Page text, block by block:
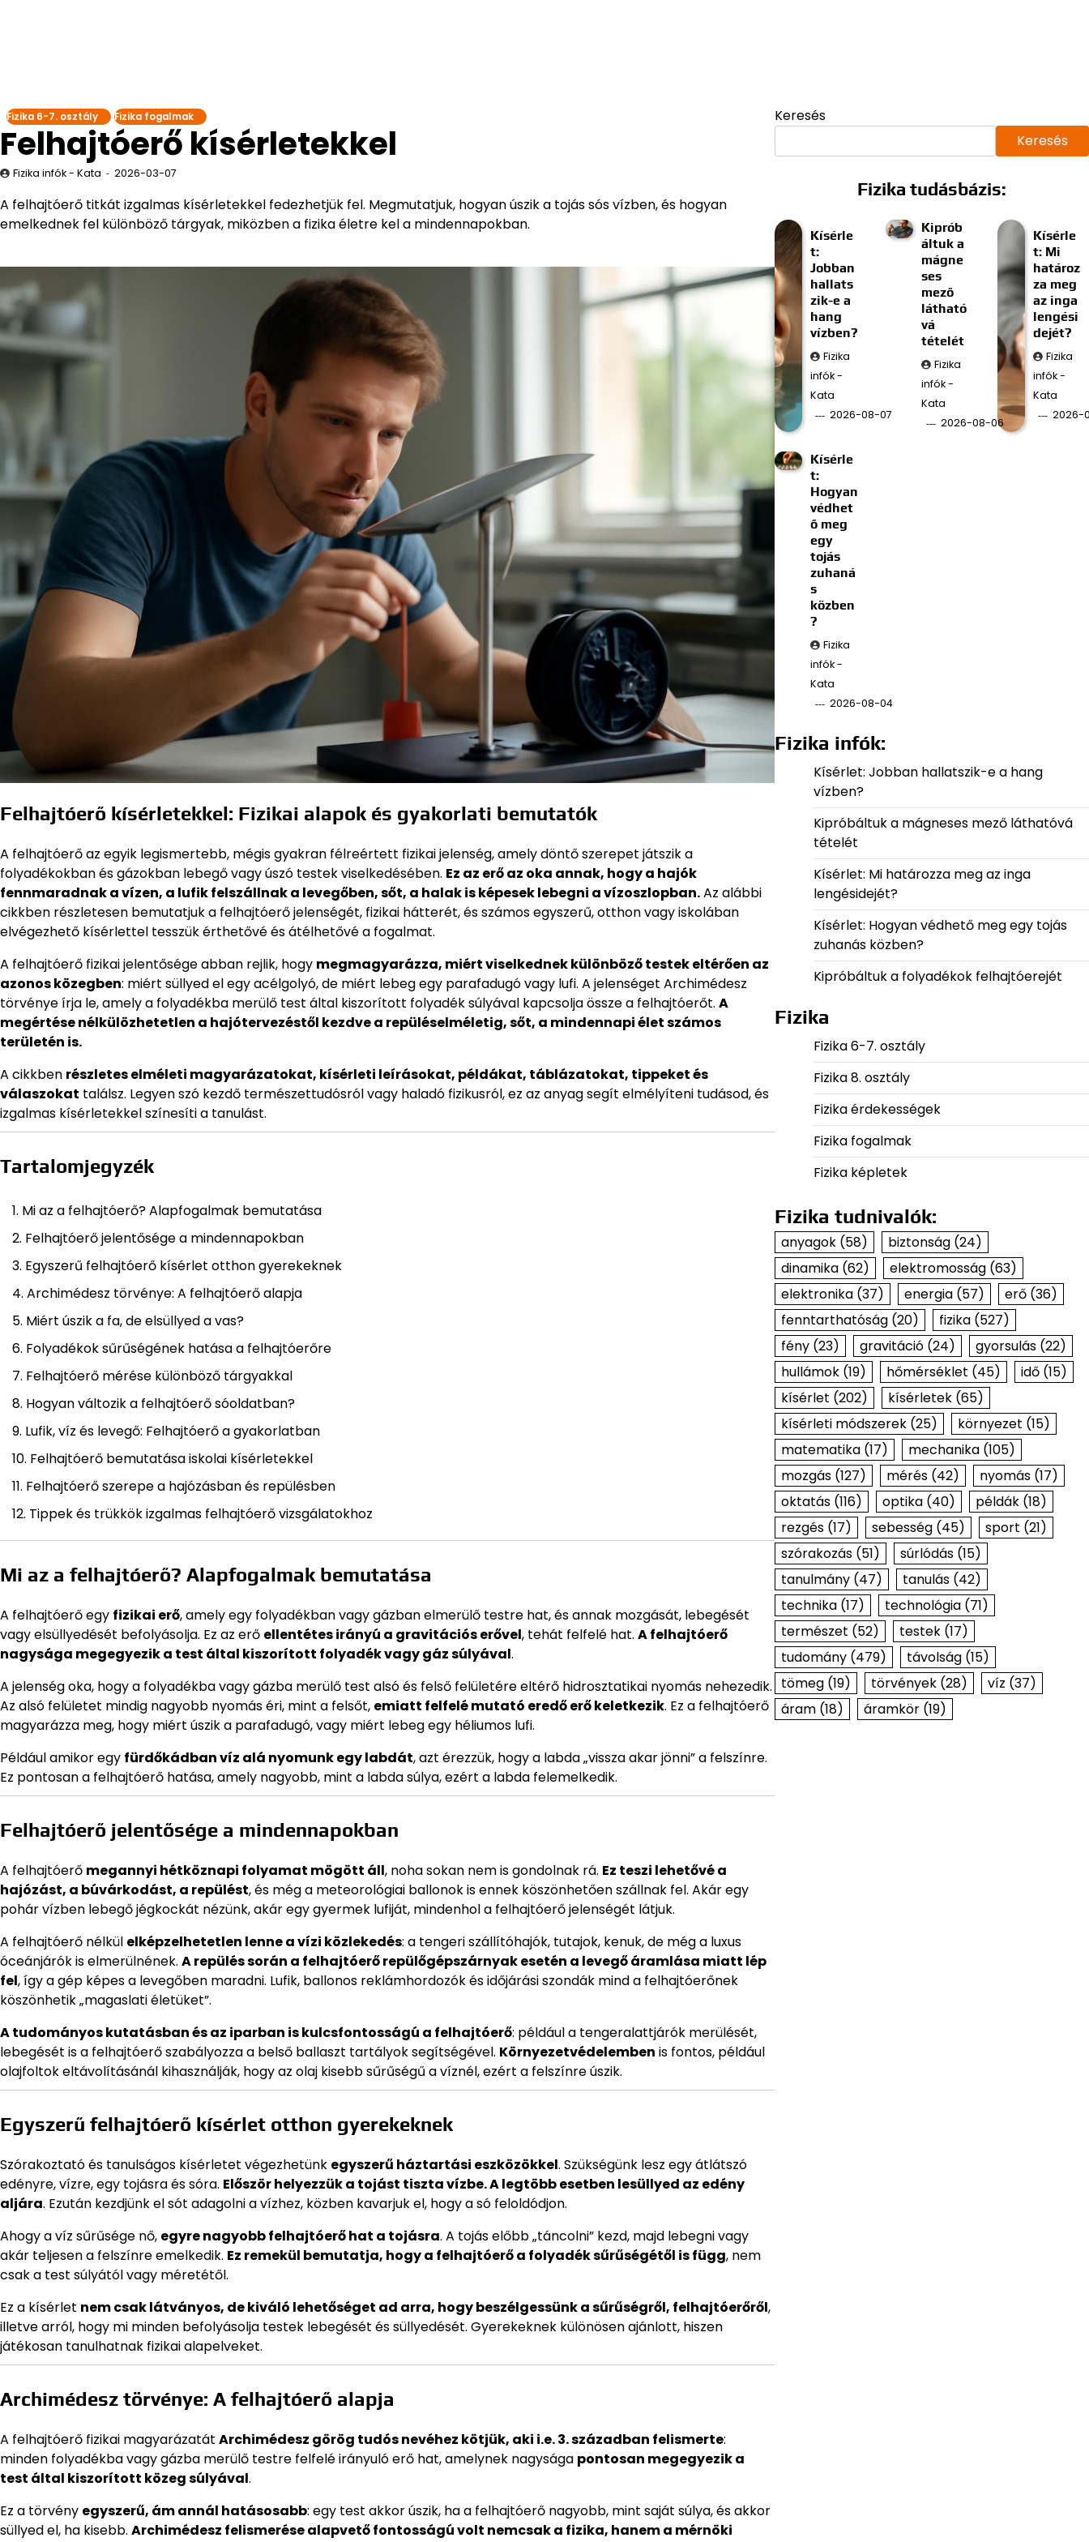
Fizika 6-7. osztály Fizika fogalmak
Felhajtóerő kísérletekkel
Fizika infók - Kata 2026-03-07
A felhajtóerő titkát izgalmas kísérletekkel fedezhetjük fel. Megmutatjuk, hogyan úszik a tojás sós vízben, és hogyan
emelkednek fel különböző tárgyak, miközben a fizika életre kel a mindennapokban.
Felhajtóerő kísérletekkel: Fizikai alapok és gyakorlati bemutatók
A felhajtóerő az egyik legismertebb, mégis gyakran félreértett fizikai jelenség, amely döntő szerepet játszik a
folyadékokban és gázokban lebegő vagy úszó testek viselkedésében. Ez az erő az oka annak, hogy a hajók
fennmaradnak a vízen, a lufik felszállnak a levegőben, sőt, a halak is képesek lebegni a vízoszlopban.Az alábbi
cikkben részletesen bemutatjuk a felhajtóerő jelenségét, fizikai hátterét, és számos egyszerű, otthon vagy iskolában
elvégezhető kísérlettel tesszük érthetővé és átélhetővé a fogalmat.
A felhajtóerő fizikai jelentősége abban rejlik, hogy megmagyarázza, miért viselkednek különböző testek eltérően az
azonos közegben: miért süllyed el egy acélgolyó, de miért lebeg egy parafadugó vagy lufi. A jelenséget Archimédesz
törvénye írja le, amely a folyadékba merülő test által kiszorított folyadék súlyával kapcsolja össze a felhajtóerőt. A
megértése nélkülözhetetlen a hajótervezéstől kezdve a repüléselméletig, sőt, a mindennapi élet számos
területén is.
A cikkben részletes elméleti magyarázatokat, kísérleti leírásokat, példákat, táblázatokat, tippeket és
válaszokat találsz. Legyen szó kezdő természettudósról vagy haladó fizikusról, ez az anyag segít elmélyíteni tudásod, és
izgalmas kísérletekkel színesíti a tanulást.
Tartalomjegyzék
Mi az a felhajtóerő? Alapfogalmak bemutatása
Felhajtóerő jelentősége a mindennapokban
Egyszerű felhajtóerő kísérlet otthon gyerekeknek
Archimédesz törvénye: A felhajtóerő alapja
Miért úszik a fa, de elsüllyed a vas?
Folyadékok sűrűségének hatása a felhajtóerőre
Felhajtóerő mérése különböző tárgyakkal
Hogyan változik a felhajtóerő sóoldatban?
Lufik, víz és levegő: Felhajtóerő a gyakorlatban
Felhajtóerő bemutatása iskolai kísérletekkel
Felhajtóerő szerepe a hajózásban és repülésben
Tippek és trükkök izgalmas felhajtóerő vizsgálatokhoz
Mi az a felhajtóerő? Alapfogalmak bemutatása
A felhajtóerő egy fizikai erő, amely egy folyadékban vagy gázban elmerülő testre hat, és annak mozgását, lebegését
vagy elsüllyedését befolyásolja. Ez az erő ellentétes irányú a gravitációs erővel, tehát felfelé hat. A felhajtóerő
nagysága megegyezik a test által kiszorított folyadék vagy gáz súlyával.
A jelenség oka, hogy a folyadékba vagy gázba merülő test alsó és felső felületére eltérő hidrosztatikai nyomás nehezedik.
Az alsó felületet mindig nagyobb nyomás éri, mint a felsőt, emiatt felfelé mutató eredő erő keletkezik. Ez a felhajtóerő
magyarázza meg, hogy miért úszik a parafadugó, vagy miért lebeg egy héliumos lufi.
Például amikor egy fürdőkádban víz alá nyomunk egy labdát, azt érezzük, hogy a labda „vissza akar jönni” a felszínre.
Ez pontosan a felhajtóerő hatása, amely nagyobb, mint a labda súlya, ezért a labda felemelkedik.
Felhajtóerő jelentősége a mindennapokban
A felhajtóerő megannyi hétköznapi folyamat mögött áll, noha sokan nem is gondolnak rá. Ez teszi lehetővé a
hajózást, a búvárkodást, a repülést, és még a meteorológiai ballonok is ennek köszönhetően szállnak fel. Akár egy
pohár vízben lebegő jégkockát nézünk, akár egy gyermek lufiját, mindenhol a felhajtóerő jelenségét látjuk.
A felhajtóerő nélkül elképzelhetetlen lenne a vízi közlekedés: a tengeri szállítóhajók, tutajok, kenuk, de még a luxus
óceánjárók is elmerülnének. A repülés során a felhajtóerő repülőgépszárnyak esetén a levegő áramlása miatt lép
fel, így a gép képes a levegőben maradni. Lufik, ballonos reklámhordozók és időjárási szondák mind a felhajtóerőnek
köszönhetik „magaslati életüket”.
A tudományos kutatásban és az iparban is kulcsfontosságú a felhajtóerő: például a tengeralattjárók merülését,
lebegését is a felhajtóerő szabályozza a belső ballaszt tartályok segítségével. Környezetvédelemben is fontos, például
olajfoltok eltávolításánál kihasználják, hogy az olaj kisebb sűrűségű a víznél, ezért a felszínre úszik.
Egyszerű felhajtóerő kísérlet otthon gyerekeknek
Szórakoztató és tanulságos kísérletet végezhetünk egyszerű háztartási eszközökkel. Szükségünk lesz egy átlátszó
edényre, vízre, egy tojásra és sóra. Először helyezzük a tojást tiszta vízbe. A legtöbb esetben lesüllyed az edény
aljára. Ezután kezdjünk el sót adagolni a vízhez, közben kavarjuk el, hogy a só feloldódjon.
Ahogy a víz sűrűsége nő, egyre nagyobb felhajtóerő hat a tojásra. A tojás előbb „táncolni” kezd, majd lebegni vagy
akár teljesen a felszínre emelkedik. Ez remekül bemutatja, hogy a felhajtóerő a folyadék sűrűségétől is függ, nem
csak a test súlyától vagy méretétől.
Ez a kísérlet nem csak látványos, de kiváló lehetőséget ad arra, hogy beszélgessünk a sűrűségről, felhajtóerőről,
illetve arról, hogy mi minden befolyásolja testek lebegését és süllyedését. Gyerekeknek különösen ajánlott, hiszen
játékosan tanulhatnak fizikai alapelveket.
Archimédesz törvénye: A felhajtóerő alapja
A felhajtóerő fizikai magyarázatát Archimédesz görög tudós nevéhez kötjük, aki i.e. 3. században felismerte:
minden folyadékba vagy gázba merülő testre felfelé irányuló erő hat, amelynek nagysága pontosan megegyezik a
test által kiszorított közeg súlyával.
Ez a törvény egyszerű, ám annál hatásosabb: egy test akkor úszik, ha a felhajtóerő nagyobb, mint saját súlya, és akkor
süllyed el, ha kisebb. Archimédesz felismerése alapvető fontosságú volt nemcsak a fizika, hanem a mérnöki
Keresés
Keresés
Fizika tudásbázis:
Kísérle
t:
Jobban
hallats
zik-e a
hang
vízben?
Fizika
infók -
Kata
2026-08-07
Kiprób
áltuk a
mágne
ses
mező
látható
vá
tételét
Fizika
infók -
Kata
2026-08-06
Kísérle
t: Mi
határoz
za meg
az inga
lengési
dejét?
Fizika
infók -
Kata
2026-
Kísérle
t:
Hogyan
védhet
ő meg
egy
tojás
zuhaná
s
közben
?
Fizika
infók -
Kata
2026-08-04
Fizika infók:
Kísérlet: Jobban hallatszik-e a hang
vízben?
Kipróbáltuk a mágneses mező láthatóvá
tételét
Kísérlet: Mi határozza meg az inga
lengésidejét?
Kísérlet: Hogyan védhető meg egy tojás
zuhanás közben?
Kipróbáltuk a folyadékok felhajtóerejét
Fizika
Fizika 6-7. osztály
Fizika 8. osztály
Fizika érdekességek
Fizika fogalmak
Fizika képletek
Fizika tudnivalók:
anyagok(58) biztonság(24)
dinamika(62) elektromosság(63)
elektronika(37) energia(57) erő(36)
fenntarthatóság(20) fizika(527)
fény(23) gravitáció(24) gyorsulás(22)
hullámok(19) hőmérséklet (45) idő(15)
kísérlet (202) kísérletek(65)
kísérleti módszerek(25) környezet (15)
matematika(17) mechanika(105)
mozgás(127) mérés(42) nyomás(17)
oktatás(116) optika(40) példák(18)
rezgés(17) sebesség(45) sport (21)
szórakozás(51) súrlódás(15)
tanulmány(47) tanulás(42)
technika(17) technológia(71)
természet (52) testek(17)
tudomány(479) távolság(15)
tömeg(19) törvények(28) víz (37)
áram(18) áramkör(19)